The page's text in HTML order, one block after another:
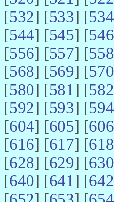
[532] [533] [534
[544] [545] [546
[556] [557] [558
[568] [569] [570
[580] [581] [582
[592] [593] [594
[604] [605] [606
[616] [617] [618
[628] [629] [630
[640] [641] [642